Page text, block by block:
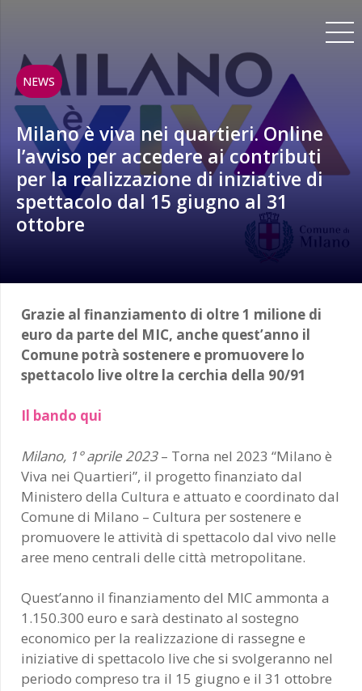
NEWS
Milano è viva nei quartieri. Online
l’avviso per accedere ai contributi
per la realizzazione di iniziative di
spettacolo dal 15 giugno al 31
ottobre
Grazie al finanziamento di oltre 1 milione di
euro da parte del MIC, anche quest’anno il
Comune potrà sostenere e promuovere lo
spettacolo live oltre la cerchia della 90/91
Il bando qui
Milano, 1° aprile 2023– Torna nel 2023 “Milano è
Viva nei Quartieri”, il progetto finanziato dal
Ministero della Cultura e attuato e coordinato dal
Comune di Milano – Cultura per sostenere e
promuovere le attività di spettacolo dal vivo nelle
aree meno centrali delle città metropolitane.
Quest’anno il finanziamento del MIC ammonta a
1.150.300 euro e sarà destinato al sostegno
economico per la realizzazione di rassegne e
iniziative di spettacolo live che si svolgeranno nel
periodo compreso tra il 15 giugno e il 31 ottobre